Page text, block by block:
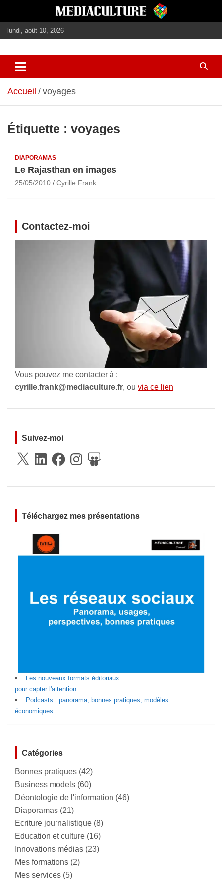
contenu
lundi, août 10, 2026
mediaculture
Accueil voyages
Étiquette : voyages
DIAPORAMAS
Le Rajasthan en images
25/05/2010 Cyrille Frank
Contactez-moi
Vous pouvez me contacter à :
cyrille.frank@mediaculture.fr, ou via ce lien
Suivez-moi
X
LinkedInFacebookInstagramSlideShare
Téléchargez mes présentations
Les nouveaux formats éditoriaux
pour capter l'attention
Podcasts : panorama, bonnes pratiques, modèles
économiques
Catégories
Bonnes pratiques (42)
Business models (60)
Déontologie de l'information (46)
Diaporamas (21)
Ecriture journalistique (8)
Education et culture (16)
Innovations médias (23)
Mes formations (2)
Mes services (5)